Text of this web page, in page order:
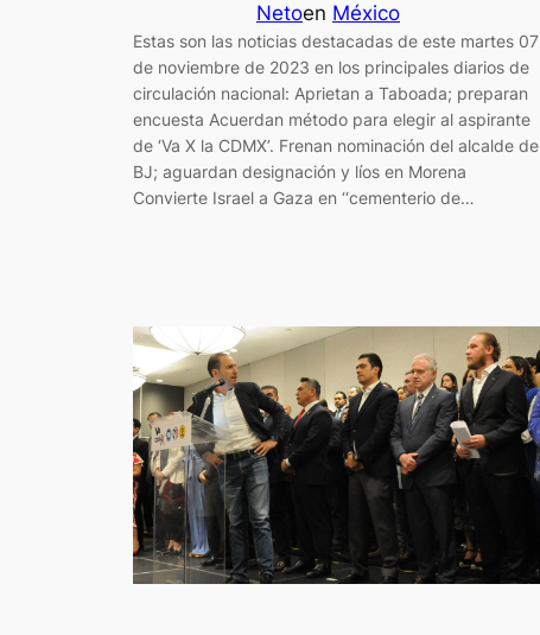
Netoen México
Estas son las noticias destacadas de este martes 07
de noviembre de 2023 en los principales diarios de
circulación nacional: Aprietan a Taboada; preparan
encuesta Acuerdan método para elegir al aspirante
de ‘Va X la CDMX’. Frenan nominación del alcalde de
BJ; aguardan designación y líos en Morena
Convierte Israel a Gaza en ‘‘cementerio de…